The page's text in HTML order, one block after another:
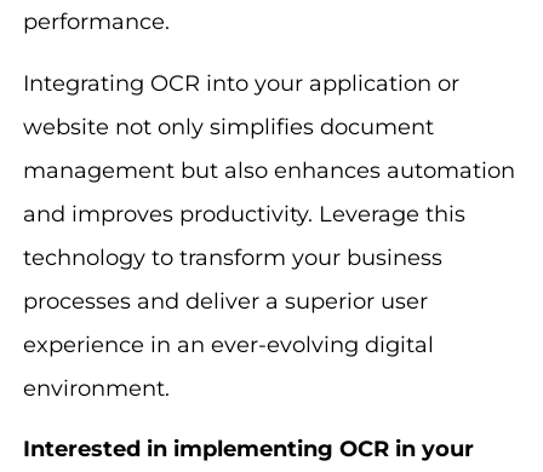
performance.
Integrating OCR into your application or
website not only simplifies document
management but also enhances automation
and improves productivity. Leverage this
technology to transform your business
processes and deliver a superior user
experience in an ever-evolving digital
environment.
Interested in implementing OCR in your